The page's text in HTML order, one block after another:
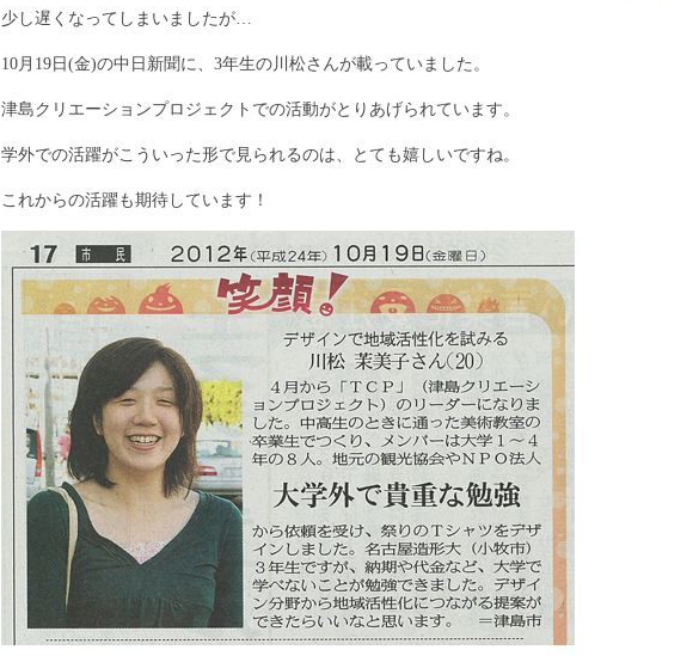
少し遅くなってしまいましたが…
10月19日(金)の中日新聞に、3年生の川松さんが載っていました。
津島クリエーションプロジェクトでの活動がとりあげられています。
学外での活躍がこういった形で見られるのは、とても嬉しいですね。
これからの活躍も期待しています！